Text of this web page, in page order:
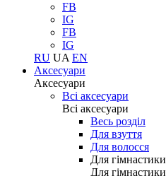
FB
IG
FB
IG
RU UA EN
Аксесуари
Аксесуари
Всі аксесуари
Всі аксесуари
Весь розділ
Для взуття
Для волосся
Для гімнастики
Для гімнастики